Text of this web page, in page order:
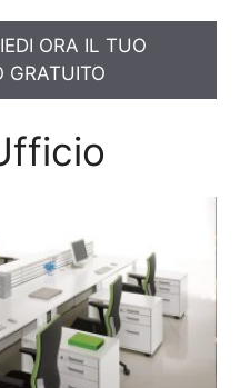
ORA IL TUO
GRATUITO